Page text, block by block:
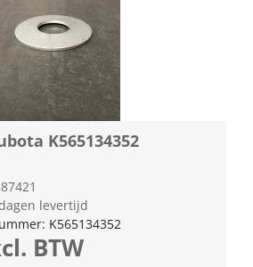
K565134352
levertijd
K565134352
BTW